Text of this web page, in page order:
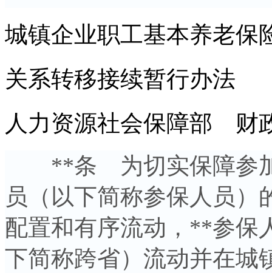
城镇企业职工基本养老保
关系转移接续暂行办法
人力资源社会保障部 财
**条 为切实保障参加
员（以下简称参保人员）
配置和有序流动，**参保
下简称跨省）流动并在城